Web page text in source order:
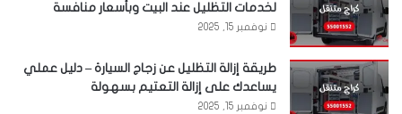
لخدمات التظليل عند البيت وبأسعار منافسة
نوفمبر 15, 2025
طريقة إزالة التظليل عن زجاج السيارة – دليل عملي
يساعدك على إزالة التعتيم بسهولة
نوفمبر 15, 2025